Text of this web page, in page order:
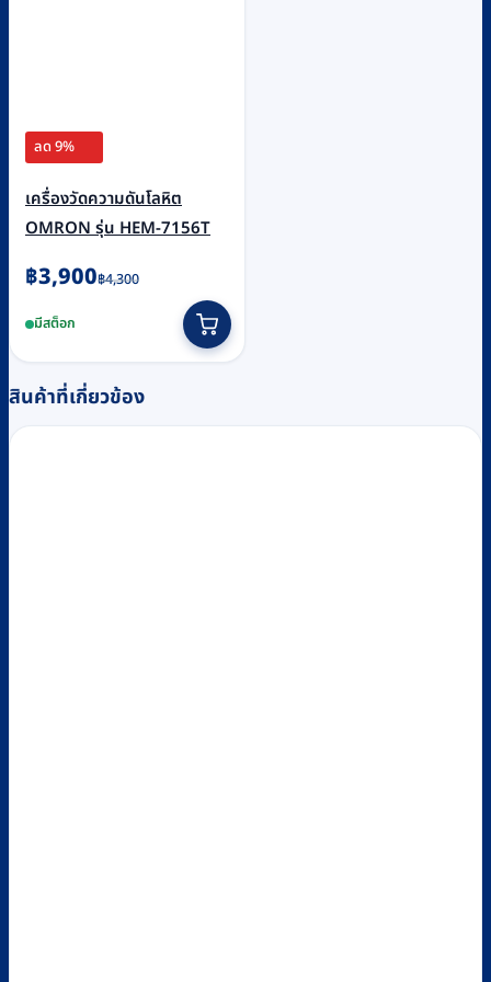
ลด 9%
เครื่องวัดความดันโลหิต
OMRON รุ่น HEM-7156T
฿4,300
Original
was:
฿4,300.
฿3,900
Current
is:
฿3,900.
มีสต็อก
สินค้าที่เกี่ยวข้อง